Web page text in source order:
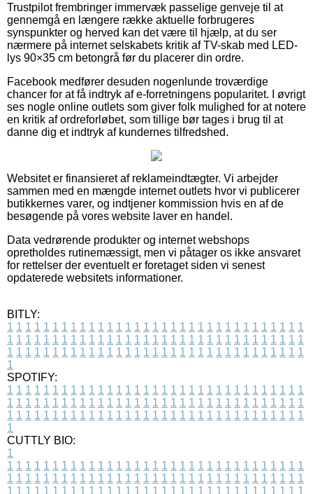
Trustpilot frembringer immervæk passelige genveje til at
gennemgå en længere række aktuelle forbrugeres
synspunkter og herved kan det være til hjælp, at du ser
nærmere på internet selskabets kritik af TV-skab med LED-
lys 90×35 cm betongrå før du placerer din ordre.
Facebook medfører desuden nogenlunde troværdige
chancer for at få indtryk af e-forretningens popularitet. I øvrigt
ses nogle online outlets som giver folk mulighed for at notere
en kritik af ordreforløbet, som tillige bør tages i brug til at
danne dig et indtryk af kundernes tilfredshed.
Websitet er finansieret af reklameindtægter. Vi arbejder
sammen med en mængde internet outlets hvor vi publicerer
butikkernes varer, og indtjener kommission hvis en af de
besøgende på vores website laver en handel.
Data vedrørende produkter og internet webshops
opretholdes rutinemæssigt, men vi påtager os ikke ansvaret
for rettelser der eventuelt er foretaget siden vi senest
opdaterede websitets informationer.
BITLY:
1 1 1 1 1 1 1 1 1 1 1 1 1 1 1 1 1 1 1 1 1 1 1 1 1 1 1 1 1 1 1 1 1
1 1 1 1 1 1 1 1 1 1 1 1 1 1 1 1 1 1 1 1 1 1 1 1 1 1 1 1 1 1 1 1 1
1 1 1 1 1 1 1 1 1 1 1 1 1 1 1 1 1 1 1 1 1 1 1 1 1 1 1 1 1 1 1 1 1
1
SPOTIFY:
1 1 1 1 1 1 1 1 1 1 1 1 1 1 1 1 1 1 1 1 1 1 1 1 1 1 1 1 1 1 1 1 1
1 1 1 1 1 1 1 1 1 1 1 1 1 1 1 1 1 1 1 1 1 1 1 1 1 1 1 1 1 1 1 1 1
1 1 1 1 1 1 1 1 1 1 1 1 1 1 1 1 1 1 1 1 1 1 1 1 1 1 1 1 1 1 1 1 1
1
CUTTLY BIO:
1
1 1 1 1 1 1 1 1 1 1 1 1 1 1 1 1 1 1 1 1 1 1 1 1 1 1 1 1 1 1 1 1 1
1 1 1 1 1 1 1 1 1 1 1 1 1 1 1 1 1 1 1 1 1 1 1 1 1 1 1 1 1 1 1 1 1
1 1 1 1 1 1 1 1 1 1 1 1 1 1 1 1 1 1 1 1 1 1 1 1 1 1 1 1 1 1 1 1 1